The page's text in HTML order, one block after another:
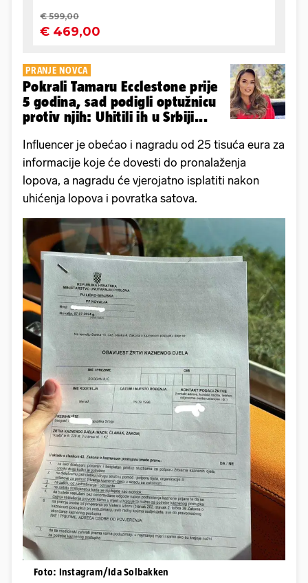
PRANJE NOVCA
Pokrali Tamaru Ecclestone prije
5 godina, sad podigli optužnicu
protiv njih: Uhitili ih u Srbiji...
Influencer je obećao i nagradu od 25 tisuća eura za
informacije koje će dovesti do pronalaženja
lopova, a nagradu će vjerojatno isplatiti nakon
uhićenja lopova i povratka satova.
Foto: Instagram/Ida Solbakken